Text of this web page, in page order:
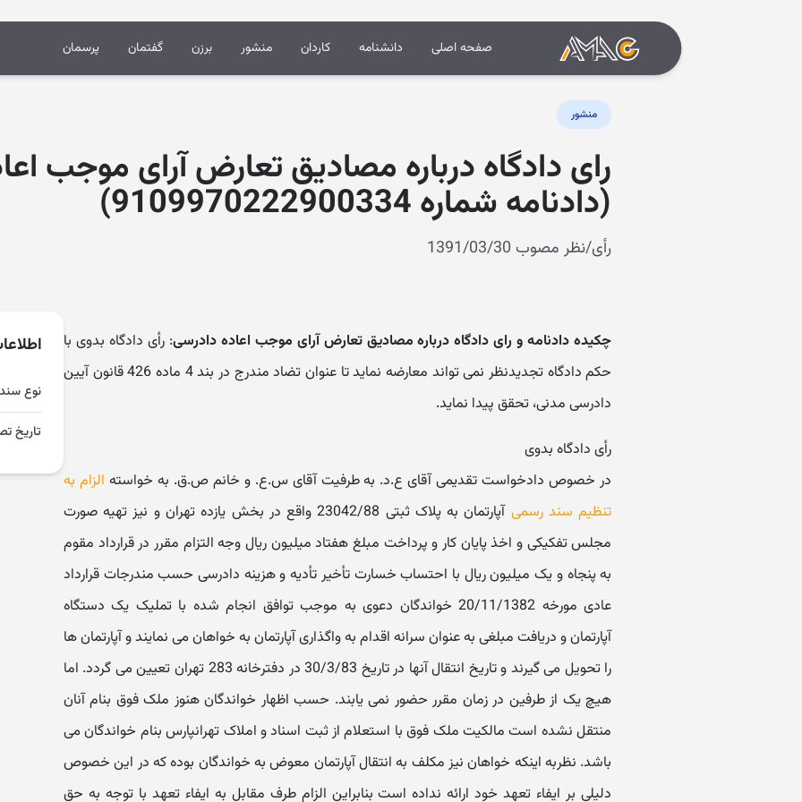
صفحه اصلی دانشنامه کاردان منشور برزن گفتمان پرسمان
منشور
رای دادگاه درباره مصادیق تعارض آرای موجب
(دادنامه شماره 9109970222900334)
رأی/نظر مصوب 1391/03/30
چکیده دادنامه و رای دادگاه درباره مصادیق تعارض آرای موجب اعاده دادرسی: رأی دادگاه بدوی با
حکم دادگاه تجدیدنظر نمی تواند معارضه نماید تا عنوان تضاد مندرج در بند 4 ماده 426 قانون آیین
دادرسی مدنی، تحقق پیدا نماید.
رأی دادگاه بدوی
در خصوص دادخواست تقدیمی آقای ع.د. به طرفیت آقای س.ع. و خانم ص.ق. به خواسته الزام به
تنظیم سند رسمی
آپارتمان به پلاک ثبتی 23042/88 واقع در بخش یازده تهران و نیز تهیه صورت
مجلس تفکیکی و اخذ پایان کار و پرداخت مبلغ هفتاد میلیون ریال وجه التزام مقرر در قرارداد مقوم
به پنجاه و یک میلیون ریال با احتساب خسارت تأخیر تأدیه و هزینه دادرسی حسب مندرجات قرارداد
عادی مورخه 20/11/1382 خواندگان دعوی به موجب توافق انجام شده با تملیک یک دستگاه
آپارتمان و دریافت مبلغی به عنوان سرانه اقدام به واگذاری آپارتمان به خواهان می نمایند و آپارتمان ها
را تحویل می گیرند و تاریخ انتقال آنها در تاریخ 30/3/83 در دفترخانه 283 تهران تعیین می گردد. اما
هیچ یک از طرفین در زمان مقرر حضور نمی یابند. حسب اظهار خواندگان هنوز ملک فوق بنام آنان
منتقل نشده است مالکیت ملک فوق با استعلام از ثبت اسناد و املاک تهرانپارس بنام خواندگان می
باشد. نظربه اینکه خواهان نیز مکلف به انتقال آپارتمان معوض به خواندگان بوده که در این خصوص
دلیلی بر ایفاء تعهد خود ارائه نداده است بنابراین الزام طرف مقابل به ایفاء تعهد با توجه به حق
نوع سند
تاریخ